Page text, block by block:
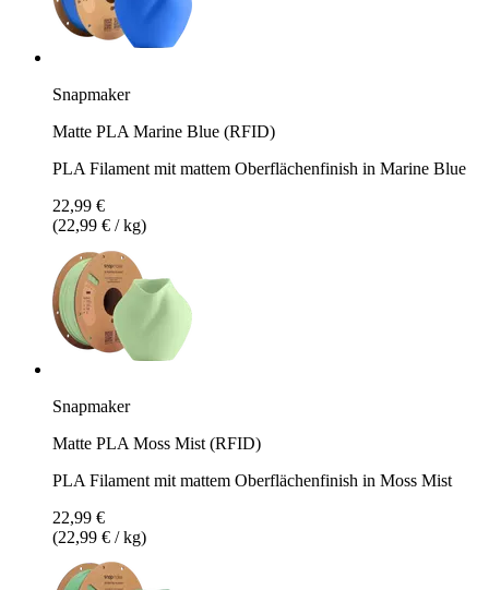
Snapmaker
Matte PLA Marine Blue (RFID)
PLA Filament mit mattem Oberflächenfinish in Marine Blue
22,99 €
(22,99 € / kg)
Snapmaker
Matte PLA Moss Mist (RFID)
PLA Filament mit mattem Oberflächenfinish in Moss Mist
22,99 €
(22,99 € / kg)